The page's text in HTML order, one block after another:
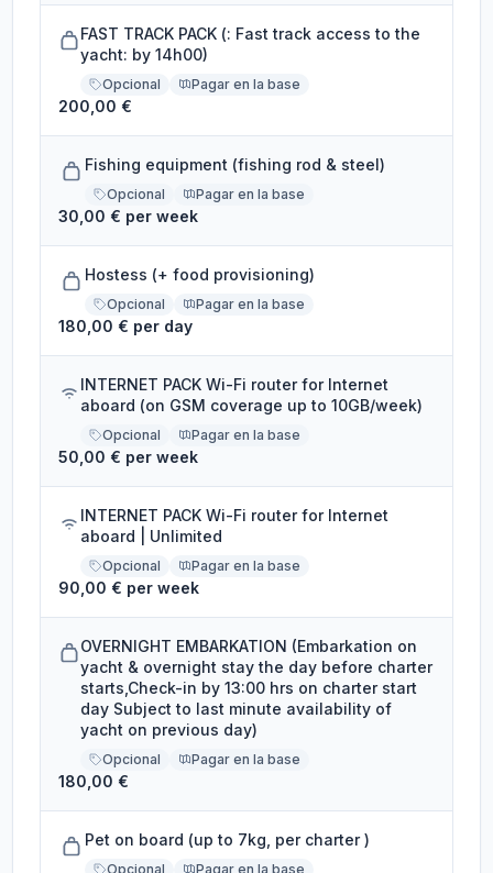
FAST TRACK PACK (: Fast track access to the
yacht: by 14h00)
Opcional Pagar en la base
200,00 €
Fishing equipment (fishing rod & steel)
Opcional Pagar en la base
30,00 € per week
Hostess (+ food provisioning)
Opcional Pagar en la base
180,00 € per day
INTERNET PACK Wi-Fi router for Internet
aboard (on GSM coverage up to 10GB/week)
Opcional Pagar en la base
50,00 € per week
INTERNET PACK Wi-Fi router for Internet
aboard | Unlimited
Opcional Pagar en la base
90,00 € per week
OVERNIGHT EMBARKATION (Embarkation on
yacht & overnight stay the day before charter
starts,Check-in by 13:00 hrs on charter start
day Subject to last minute availability of
yacht on previous day)
Opcional Pagar en la base
180,00 €
Pet on board (up to 7kg, per charter )
Opcional Pagar en la base